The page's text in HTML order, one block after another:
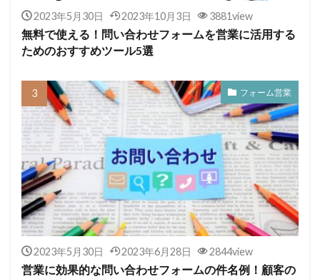
2023年5月30日 2023年10月3日 3881view
無料で使える！問い合わせフォームを営業に活用する
ためのおすすめツール5選
フォーム営業
2023年5月30日 2023年6月28日 2844view
営業に効果的な問い合わせフォームの件名例！顧客の